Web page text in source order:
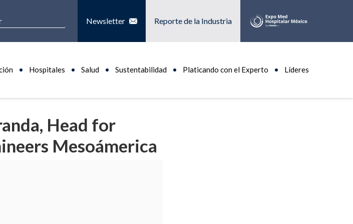
Newsletter Reporte de la Industria
Hospitales Salud Sustentabilidad Platicando con el Experto Líderes
Head for
Mesoámerica